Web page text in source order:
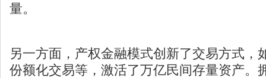
量。
另一方面，产权金融模式创新了交易方式，
份额化交易等，激活了万亿民间存量资产。